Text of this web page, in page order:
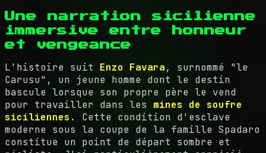
Une narration sicilienne
immersive entre honneur
et vengeance
L'histoire suit Enzo Favara, surnommé "le
Carusu", un jeune homme dont le destin
bascule lorsque son propre père le vend
pour travailler dans les mines de soufre
siciliennes . Cette condition d'esclave
moderne sous la coupe de la famille Spadaro
constitue un point de départ sombre et